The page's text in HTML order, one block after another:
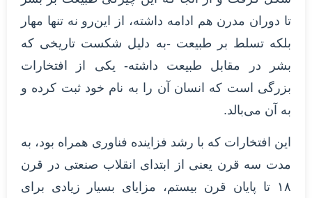
تا دوران مدرن هم ادامه داشته، از این‌رو نه تنها مهار
بلکه تسلط بر طبیعت -به دلیل شکست تاریخی که
بشر در مقابل طبیعت داشته- یکی از افتخارات
بزرگی است که انسان آن را به نام خود ثبت کرده و
به آن می‌بالد.
این افتخارات که با رشد فزاینده فناوری همراه بود، به
مدت سه قرن یعنی از ابتدای انقلاب صنعتی در قرن
۱۸ تا پایان قرن بیستم، مزایای بسیار زیادی برای